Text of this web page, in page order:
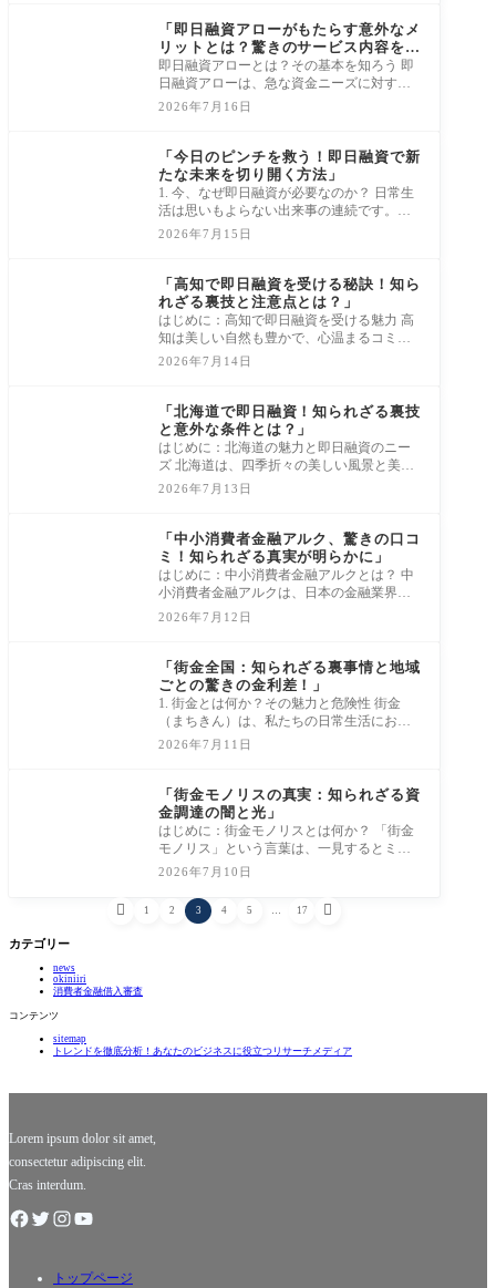
「即日融資アローがもたらす意外なメ
リットとは？驚きのサービス内容を公
開！」
即日融資アローとは？その基本を知ろう 即
日融資アローは、急な資金ニーズに対する
頼もしい味方です！例えば、医療費や急な
2026年7月16日
「今日のピンチを救う！即日融資で新
たな未来を切り開く方法」
1. 今、なぜ即日融資が必要なのか？ 日常生
活は思いもよらない出来事の連続です。例
えば、急な医療費が発生したり、愛車の故
2026年7月15日
「高知で即日融資を受ける秘訣！知ら
れざる裏技と注意点とは？」
はじめに：高知で即日融資を受ける魅力 高
知は美しい自然も豊かで、心温まるコミュ
ニティが魅力の地域です。だけど、時には
2026年7月14日
「北海道で即日融資！知られざる裏技
と意外な条件とは？」
はじめに：北海道の魅力と即日融資のニー
ズ 北海道は、四季折々の美しい風景と美味
しい食べ物、そして温かく、親しみやすい
2026年7月13日
「中小消費者金融アルク、驚きの口コ
ミ！知られざる真実が明らかに」
はじめに：中小消費者金融アルクとは？ 中
小消費者金融アルクは、日本の金融業界に
おいて独自のカラーを放っている魅力的な
2026年7月12日
「街金全国：知られざる裏事情と地域
ごとの驚きの金利差！」
1. 街金とは何か？その魅力と危険性 街金
（まちきん）は、私たちの日常生活におい
て非常に頼りになる存在ですが、その実態
を知る
2026年7月11日
「街金モノリスの真実：知られざる資
金調達の闇と光」
はじめに：街金モノリスとは何か？ 「街金
モノリス」という言葉は、一見するとミス
テリアスで、まるでSF映画のタイトルのよ
うに響
2026年7月10日
 1 2 3 4 5 17 
カテゴリー
news
okiniiri
消費者金融借入審査
コンテンツ
sitemap
トレンドを徹底分析！あなたのビジネスに役立つリサーチメディア
Lorem ipsum dolor sit amet,
consectetur adipiscing elit.
Cras interdum.
トップページ